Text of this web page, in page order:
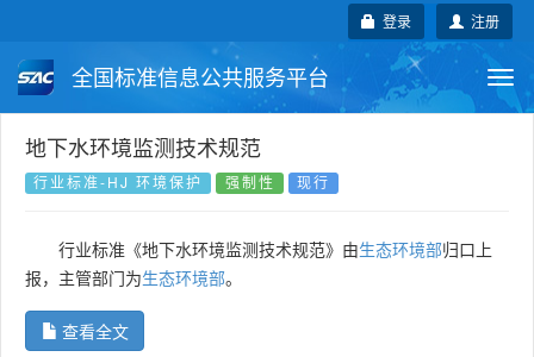
注册
登录
全国标准信息公共服务平台
国家标准 行业标准
国外标准 技术委员会
地下水环境监测技术规范
行业标准-HJ 环境保护 强制性 现行
行业标准《地下水环境监测技术规范》由生态环境部归口上
报，主管部门为生态环境部。
查看全文